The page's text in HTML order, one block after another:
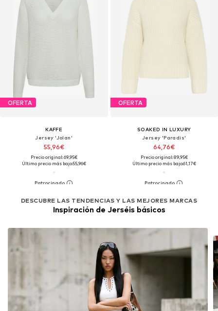
OFERTA
KAFFE
Jersey 'Jolan'
55,96€
Precio original: 69,95€
Último precio más bajo:55,96€
OFERTA
SOAKED IN LUXURY
Jersey 'Paradis'
64,76€
Precio original: 89,95€
Último precio más bajo:61,17€
DESCUBRE LAS TENDENCIAS Y LAS MEJORES MARCAS
Inspiración de Jerséis básicos